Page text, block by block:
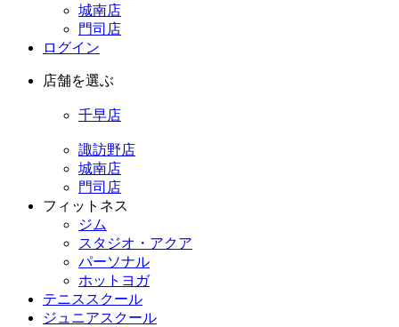
城南店
門司店
ログイン
店舗を選ぶ
千早店
諏訪野店
城南店
門司店
フィットネス
ジム
スタジオ・アクア
パーソナル
ホットヨガ
テニススクール
ジュニアスクール